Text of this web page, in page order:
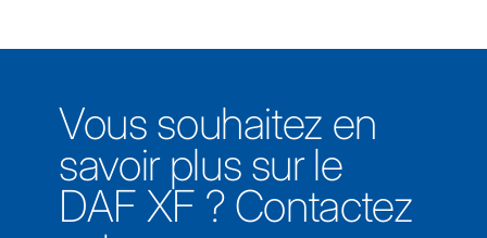
Vous souhaitez en
savoir plus sur le
DAF XF ? Contactez